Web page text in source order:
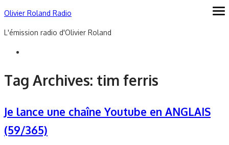
Skip
content
Olivier Roland Radio
L'émission radio d'Olivier Roland
Tag Archives: tim ferris
Je lance une chaîne Youtube en ANGLAIS
(59/365)